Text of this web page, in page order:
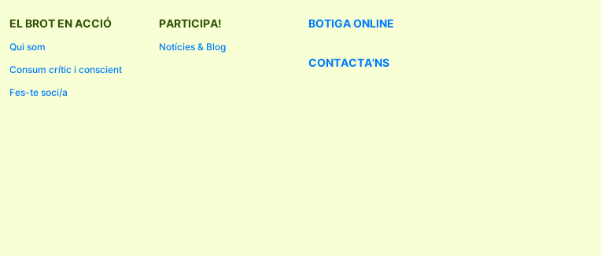
EL BROT EN ACCIÓ
Qui som
Consum crític i conscient
Fes-te soci/a
PARTICIPA!
Notícies & Blog
BOTIGAONLINE
CONTACTA'NS